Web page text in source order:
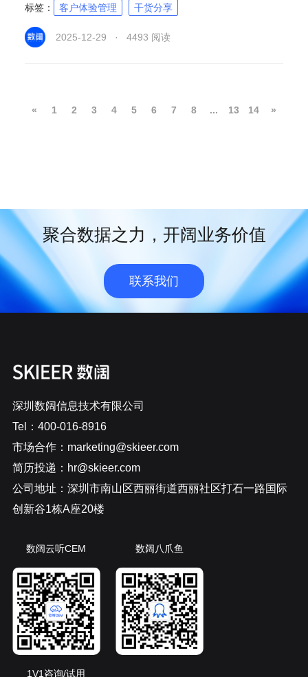
标签： 客户体验管理 干货分享
2025-12-29 · 4493 阅读
« 1 2 3 4 5 6 7 8 ... 13 14 »
聚合数据之力，开阔业务价值
联系我们
数阔云听CEM 数阔八爪鱼
1V1咨询/试用
深圳数阔信息技术有限公司
Tel：400-016-8916
市场合作：marketing@skieer.com
简历投递：hr@skieer.com
公司地址：深圳市南山区西丽街道西丽社区打石一路国际
创新谷1栋A座20楼